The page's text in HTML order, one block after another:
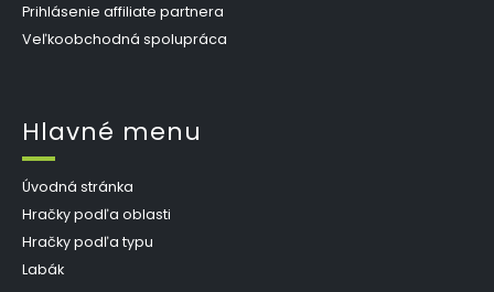
Prihlásenie affiliate partnera
Veľkoobchodná spolupráca
Hlavné menu
Úvodná stránka
Hračky podľa oblasti
Hračky podľa typu
Labák